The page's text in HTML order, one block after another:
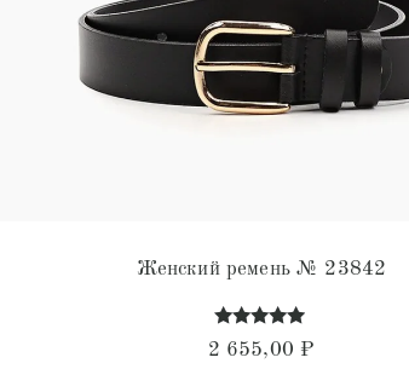
Женский ремень № 23842
Оценка
4.76
2 655,00 ₽